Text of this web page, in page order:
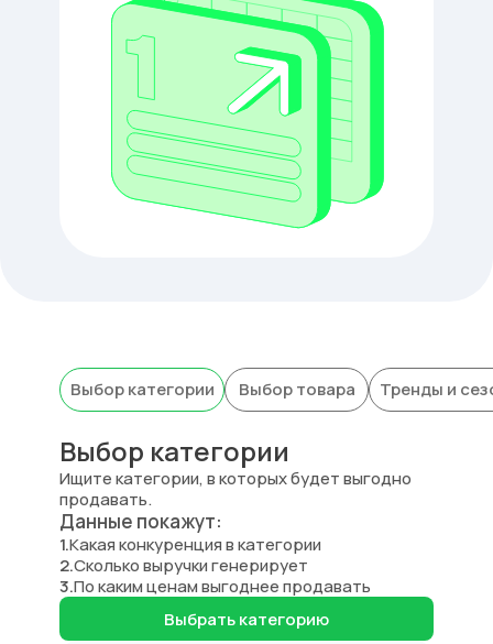
Выбор категории Выбор товара Тренды и
Выбор категории
Ищите категории, в которых будет выгодно
продавать.
Данные покажут:
1.Какая конкуренция в категории
2.Сколько выручки генерирует
3.По каким ценам выгоднее продавать
Выбрать категорию
Инструменты
Аудитор SKU 360
Внешняя аналитика WB
Внешняя аналитика Ozon
Аналитика Яндекс Маркет
Управление ценой
Внешняя реклама
Биддер
Мои карточки